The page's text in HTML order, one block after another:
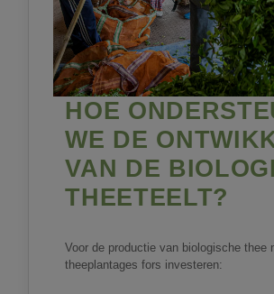
HOE
WE DE
VAN DE
THEETEELT?
Voor de productie van biologische thee
theeplantages fors investeren: